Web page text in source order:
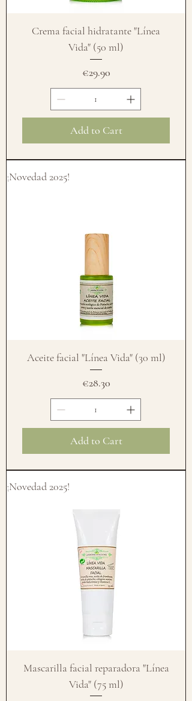
Crema facial hidratante "Línea
Vida" (50 ml)
Price
€29.90
Add to Cart
¡Novedad 2025!
Aceite facial "Línea Vida" (30 ml)
Price
€28.30
Add to Cart
¡Novedad 2025!
Mascarilla facial reparadora "Línea
Vida" (75 ml)